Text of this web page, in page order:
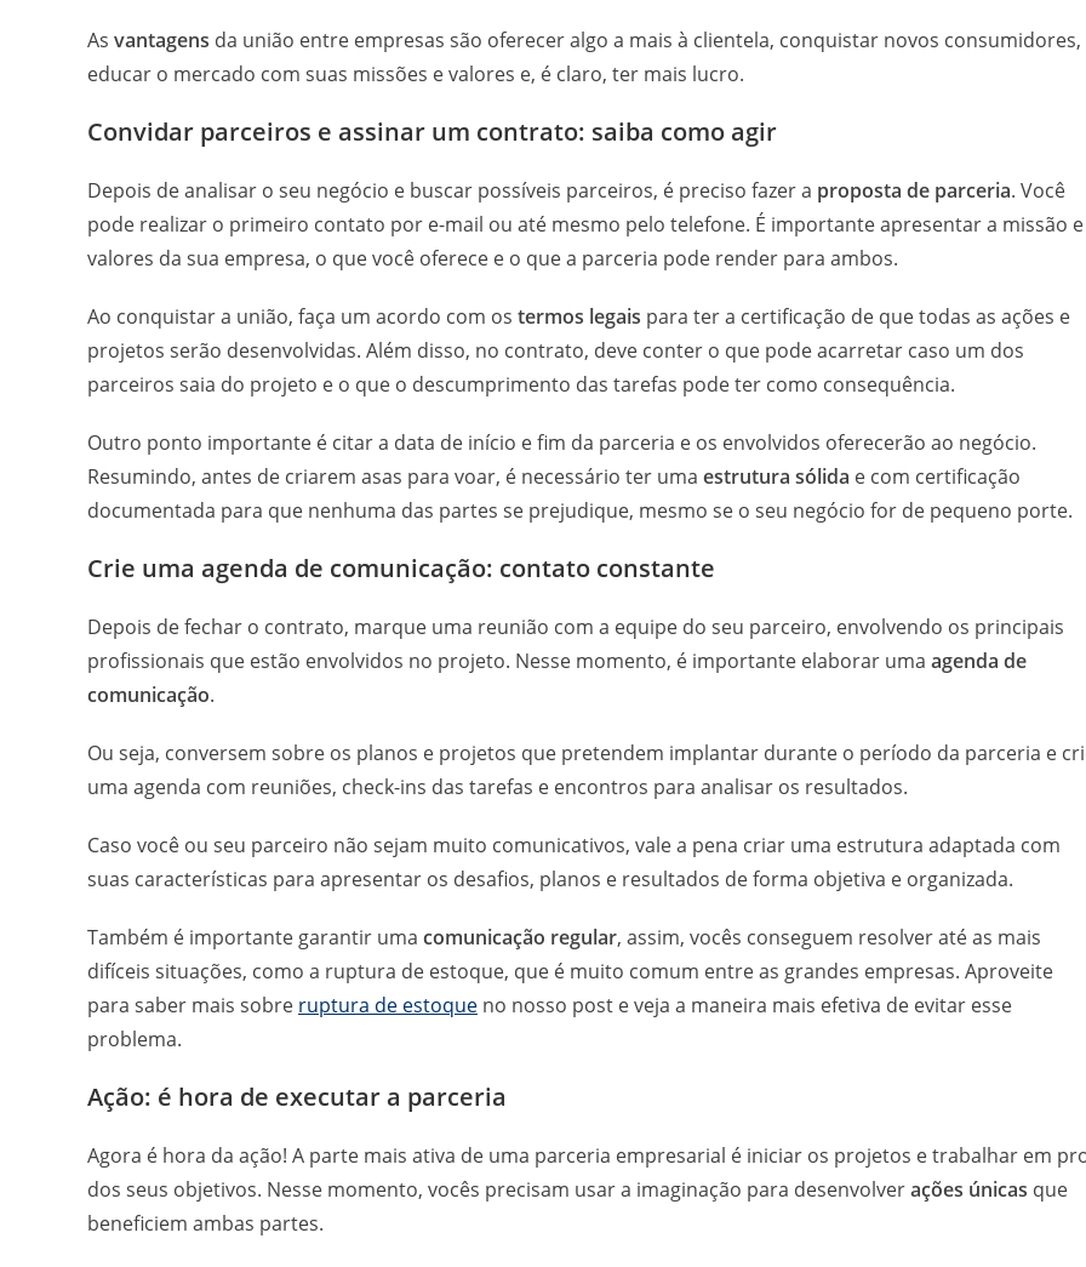
As vantagens da união entre empresas são oferecer algo a mais à clientela, conquistar novos consumidores,
educar o mercado com suas missões e valores e, é claro, ter mais lucro.
Convidar parceiros e assinar um contrato: saiba como agir
Depois de analisar o seu negócio e buscar possíveis parceiros, é preciso fazer a proposta de parceria. Você
pode realizar o primeiro contato por e-mail ou até mesmo pelo telefone. É importante apresentar a missão e
valores da sua empresa, o que você oferece e o que a parceria pode render para ambos.
Ao conquistar a união, faça um acordo com os termos legais para ter a certificação de que todas as ações e
projetos serão desenvolvidas. Além disso, no contrato, deve conter o que pode acarretar caso um dos
parceiros saia do projeto e o que o descumprimento das tarefas pode ter como consequência.
Outro ponto importante é citar a data de início e fim da parceria e os envolvidos oferecerão ao negócio.
Resumindo, antes de criarem asas para voar, é necessário ter uma estrutura sólida e com certificação
documentada para que nenhuma das partes se prejudique, mesmo se o seu negócio for de pequeno porte.
Crie uma agenda de comunicação: contato constante
Depois de fechar o contrato, marque uma reunião com a equipe do seu parceiro, envolvendo os principais
profissionais que estão envolvidos no projeto. Nesse momento, é importante elaborar uma agenda de
comunicação.
Ou seja, conversem sobre os planos e projetos que pretendem implantar durante o período da parceria e
uma agenda com reuniões, check-ins das tarefas e encontros para analisar os resultados.
Caso você ou seu parceiro não sejam muito comunicativos, vale a pena criar uma estrutura adaptada com
suas características para apresentar os desafios, planos e resultados de forma objetiva e organizada.
Também é importante garantir uma comunicação regular, assim, vocês conseguem resolver até as mais
difíceis situações, como a ruptura de estoque, que é muito comum entre as grandes empresas. Aproveite
para saber mais sobre ruptura de estoque no nosso post e veja a maneira mais efetiva de evitar esse
problema.
Ação: é hora de executar a parceria
Agora é hora da ação! A parte mais ativa de uma parceria empresarial é iniciar os projetos e trabalhar em
dos seus objetivos. Nesse momento, vocês precisam usar a imaginação para desenvolverações únicas que
beneficiem ambas partes.